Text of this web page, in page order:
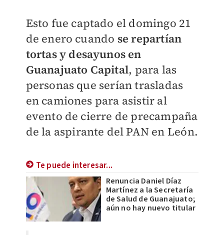
Esto fue captado el domingo 21
de enero cuando se repartían
tortas y desayunos en
Guanajuato Capital, para las
personas que serían trasladas
en camiones para asistir al
evento de cierre de precampaña
de la aspirante del PAN en León.
Te puede interesar...
Renuncia Daniel Díaz
Martínez a la Secretaría
de Salud de Guanajuato;
aún no hay nuevo titular